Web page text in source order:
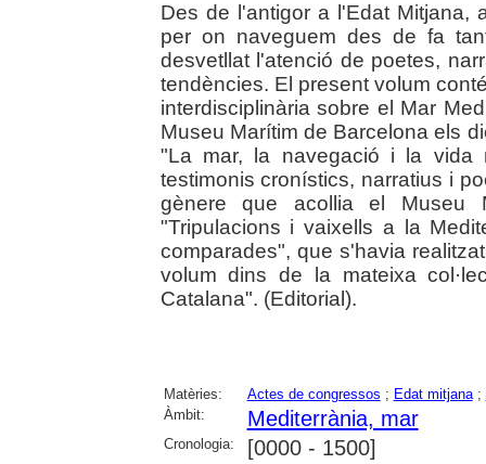
Des de l'antigor a l'Edat Mitjana,
per on naveguem des de fa
desvetllat l'atenció de poetes,
tendències. El present volum
interdisciplinària sobre el Mar
Museu Marítim de Barcelona els
"La mar, la navegació i la vida
testimonis cronístics, narratius i
gènere que acollia el Museu
"Tripulacions i vaixells a la
comparades", que s'havia
volum dins de la mateixa
Catalana". (Editorial).
Matèries: Actes de congressos ; Edat mitjana;
Àmbit:
Mediterrània, mar
Cronologia: [0000 - 1500]